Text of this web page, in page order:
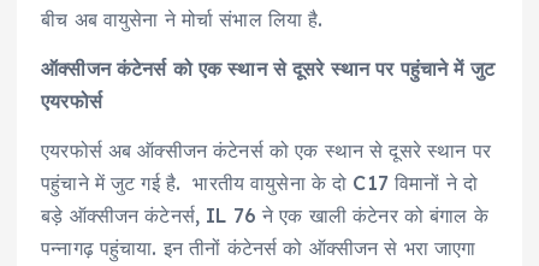
बीच अब वायुसेना ने मोर्चा संभाल लिया है.
ऑक्सीजन कंटेनर्स को एक स्थान से दूसरे स्थान पर पहुंचाने में जुट
एयरफोर्स
एयरफोर्स अब ऑक्सीजन कंटेनर्स को एक स्थान से दूसरे स्थान पर
पहुंचाने में जुट गई है. भारतीय वायुसेना के दो C17 विमानों ने दो
बड़े ऑक्सीजन कंटेनर्स, IL 76 ने एक खाली कंटेनर को बंगाल के
पन्नागढ़ पहुंचाया. इन तीनों कंटेनर्स को ऑक्सीजन से भरा जाएगा